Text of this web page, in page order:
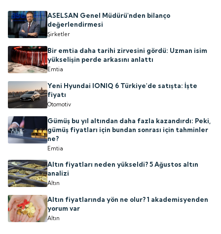
ASELSAN Genel Müdürü'nden bilanço
değerlendirmesi
Şirketler
Bir emtia daha tarihi zirvesini gördü: Uzman isim
yükselişin perde arkasını anlattı
Emtia
Yeni Hyundai IONIQ 6 Türkiye'de satışta: İşte
fiyatı
Otomotiv
Gümüş bu yıl altından daha fazla kazandırdı: Peki,
gümüş fiyatları için bundan sonrası için tahminler
ne?
Emtia
Altın fiyatları neden yükseldi? 5 Ağustos altın
analizi
Altın
Altın fiyatlarında yön ne olur? 1 akademisyenden
yorum var
Altın